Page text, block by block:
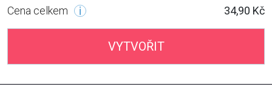
Cena celkem
34,90 Kč
VYTVOŘIT